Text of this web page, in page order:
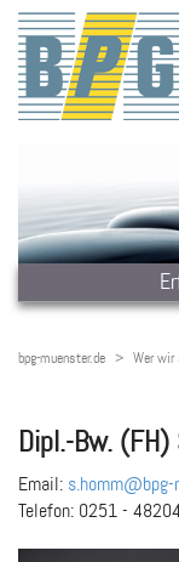
bpg-muenster.de Wer wir
Dipl.-Bw.
Email:
Telefon: 0251 -